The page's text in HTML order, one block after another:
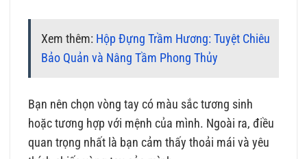
Xem thêm: Hộp Đựng Trầm Hương: Tuyệt Chiêu
Bảo Quản và Nâng Tầm Phong Thủy
Bạn nên chọn vòng tay có màu sắc tương sinh
hoặc tương hợp với mệnh của mình. Ngoài ra, điều
quan trọng nhất là bạn cảm thấy thoải mái và yêu